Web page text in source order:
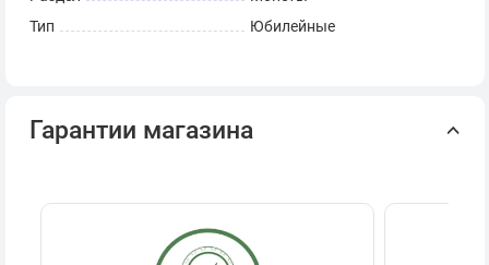
Тип
Юбилейные
Гарантии магазина